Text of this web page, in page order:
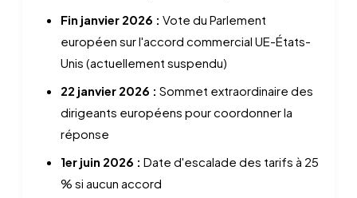
Fin janvier 2026 : Vote du Parlement
européen sur l'accord commercial UE-États-
Unis (actuellement suspendu)
22 janvier 2026 : Sommet extraordinaire des
dirigeants européens pour coordonner la
réponse
1er juin 2026 : Date d'escalade des tarifs à 25
% si aucun accord